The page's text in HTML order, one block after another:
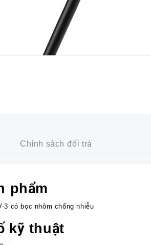
Chính sách đổi trả
phẩm
3 có bọc nhôm chống nhiễu
kỹ thuật